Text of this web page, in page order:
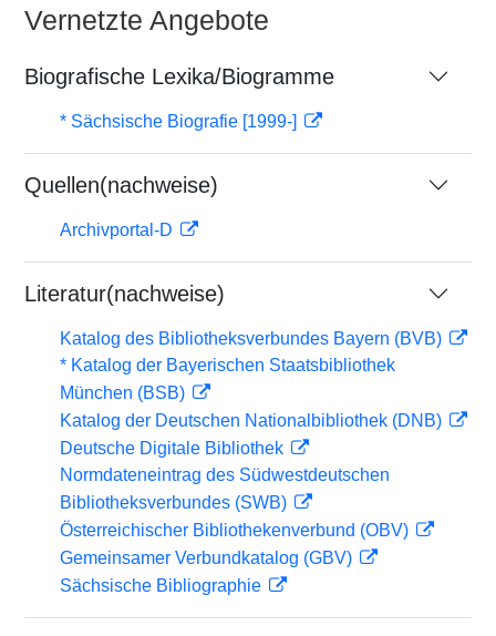
Vernetzte Angebote
Biografische Lexika/Biogramme
* Sächsische Biografie [1999-]
Quellen(nachweise)
Archivportal-D
Literatur(nachweise)
Katalog des Bibliotheksverbundes Bayern (BVB)
* Katalog der Bayerischen Staatsbibliothek
München (BSB)
Katalog der Deutschen Nationalbibliothek (DNB)
Deutsche Digitale Bibliothek
Normdateneintrag des Südwestdeutschen
Bibliotheksverbundes (SWB)
Österreichischer Bibliothekenverbund (OBV)
Gemeinsamer Verbundkatalog (GBV)
Sächsische Bibliographie